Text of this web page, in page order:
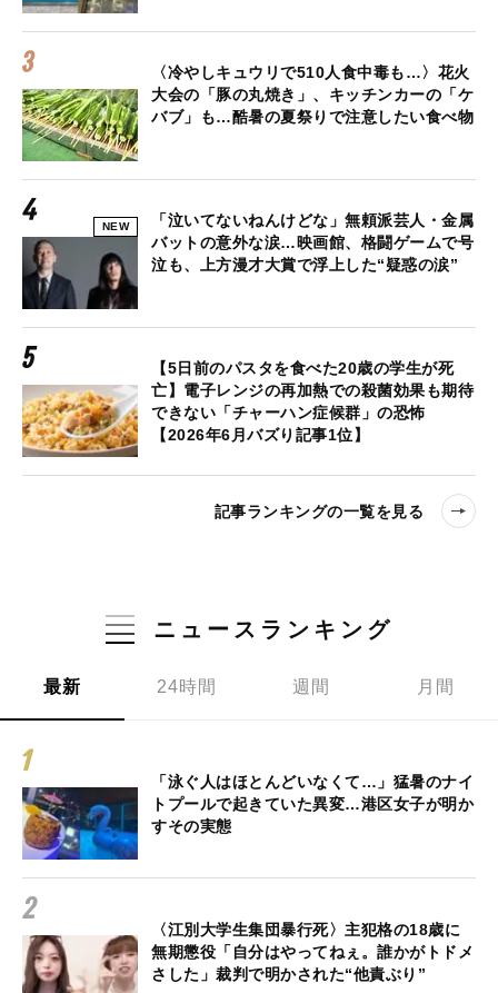
〈冷やしキュウリで510人食中毒も…〉花火
大会の「豚の丸焼き」、キッチンカーの「ケ
バブ」も…酷暑の夏祭りで注意したい食べ物
NEW
「泣いてないねんけどな」無頼派芸人・金属
バットの意外な涙…映画館、格闘ゲームで号
泣も、上方漫才大賞で浮上した“疑惑の涙”
【5日前のパスタを食べた20歳の学生が死
亡】電子レンジの再加熱での殺菌効果も期待
できない「チャーハン症候群」の恐怖
【2026年6月バズり記事1位】
記事ランキングの一覧を見る
ニュースランキング
最新 24時間 週間 月間
「泳ぐ人はほとんどいなくて…」猛暑のナイ
トプールで起きていた異変…港区女子が明か
すその実態
〈江別大学生集団暴行死〉主犯格の18歳に
無期懲役「自分はやってねぇ。誰かがトドメ
さした」裁判で明かされた“他責ぶり”